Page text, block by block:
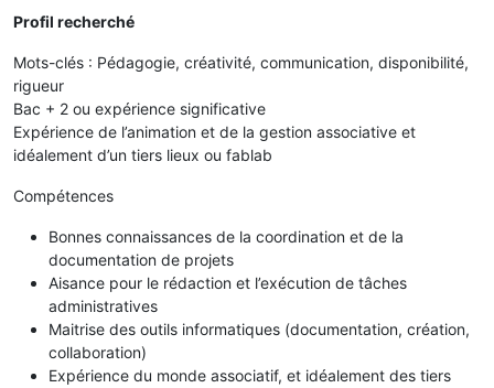
Profil recherché
Mots-clés : Pédagogie, créativité, communication, disponibilité,
rigueur
Bac + 2 ou expérience significative
Expérience de l’animation et de la gestion associative et
idéalement d’un tiers lieux ou fablab
Compétences
Bonnes connaissances de la coordination et de la
documentation de projets
Aisance pour le rédaction et l’exécution de tâches
administratives
Maitrise des outils informatiques (documentation, création,
collaboration)
Expérience du monde associatif, et idéalement des tiers